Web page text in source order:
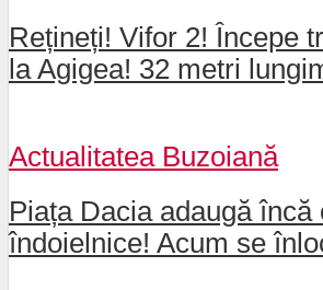
Rețineți! Vifor 2! Începe
la Agigea! 32 metri
Actualitatea Buzoiană
Piața Dacia adaugă
îndoielnice! Acum se